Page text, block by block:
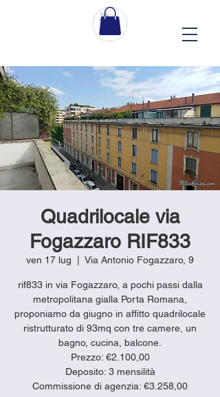
Quadrilocale via
Fogazzaro RIF833
ven 17 lug Via Antonio Fogazzaro, 9
rif833 in via Fogazzaro, a pochi passi dalla
metropolitana gialla Porta Romana,
proponiamo da giugno in affitto quadrilocale
ristrutturato di 93mq con tre camere, un
bagno, cucina, balcone.
Prezzo: €2.100,00
Deposito: 3 mensilità